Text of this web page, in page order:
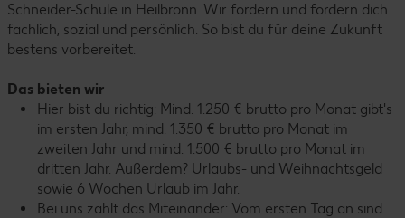
Schneider-Schule in Heilbronn. Wir fördern und fordern dich
fachlich, sozial und persönlich. So bist du für deine Zukunft
bestens vorbereitet.
Das bieten wir
Hier bist du richtig: Mind. 1.250 € brutto pro Monat gibt's
im ersten Jahr, mind. 1.350 € brutto pro Monat im
zweiten Jahr und mind. 1.500 € brutto pro Monat im
dritten Jahr. Außerdem? Urlaubs- und Weihnachtsgeld
sowie 6 Wochen Urlaub im Jahr.
Bei uns zählt das Miteinander: Vom ersten Tag an sind